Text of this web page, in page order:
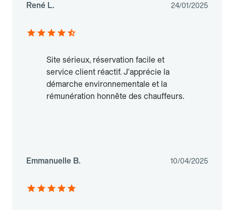
René L. 24/01/2025
Site sérieux, réservation facile et
service client réactif. J'apprécie la
démarche environnementale et la
rémunération honnête des chauffeurs.
Emmanuelle B. 10/04/2025